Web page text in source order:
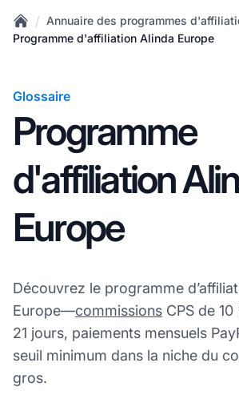
Home
/ Annuaire des programmes
Programme d'affiliation Alinda Europe
Glossaire
Programme
d'affiliation
Europe
Découvrez le programme
Europe—commissions CPS de
21 jours, paiements mensuels
seuil minimum dans la niche du
gros.